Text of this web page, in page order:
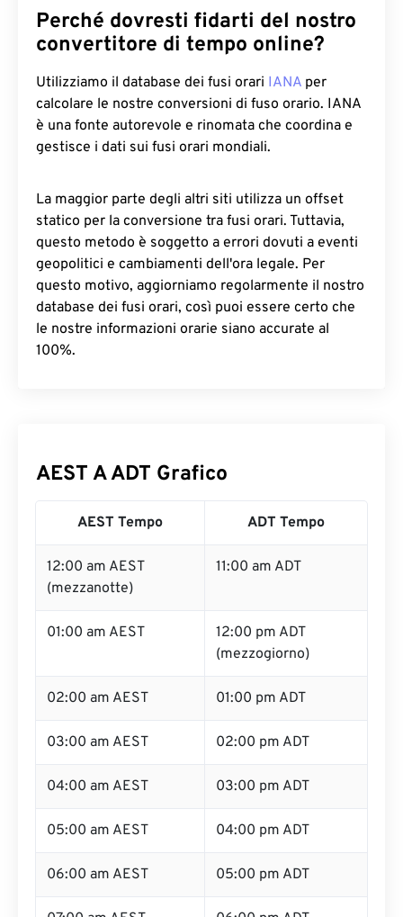
Perché dovresti fidarti del nostro
convertitore di tempo online?
Utilizziamo il database dei fusi orari IANA per
calcolare le nostre conversioni di fuso orario. IANA
è una fonte autorevole e rinomata che coordina e
gestisce i dati sui fusi orari mondiali.
La maggior parte degli altri siti utilizza un offset
statico per la conversione tra fusi orari. Tuttavia,
questo metodo è soggetto a errori dovuti a eventi
geopolitici e cambiamenti dell'ora legale. Per
questo motivo, aggiorniamo regolarmente il nostro
database dei fusi orari, così puoi essere certo che
le nostre informazioni orarie siano accurate al
100%.
AEST A ADT Grafico
AEST Tempo ADT Tempo
12:00 am AEST
(mezzanotte)
11:00 am ADT
01:00 am AEST
12:00 pm ADT
(mezzogiorno)
02:00 am AEST 01:00 pm ADT
03:00 am AEST 02:00 pm ADT
04:00 am AEST 03:00 pm ADT
05:00 am AEST 04:00 pm ADT
06:00 am AEST 05:00 pm ADT